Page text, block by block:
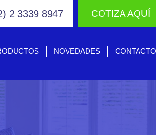
2 3339 8947 COTIZA AQUÍ
NOVEDADES CONTACTO